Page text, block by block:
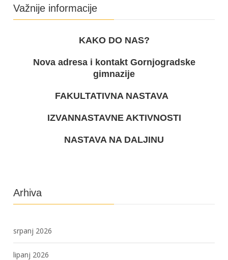
Važnije informacije
KAKO DO NAS?
Nova adresa i kontakt Gornjogradske
gimnazije
FAKULTATIVNA NASTAVA
IZVANNASTAVNE AKTIVNOSTI
NASTAVA NA DALJINU
Arhiva
srpanj 2026
lipanj 2026